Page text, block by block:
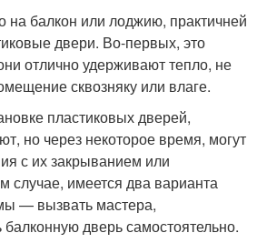
на балкон или лоджию, практичней
двери. Во-первых, это
отлично удерживают тепло, не
сквозняку или влаге.
пластиковых дверей,
но через некоторое время, могут
с их закрыванием или
случае, имеется два варианта
— вызвать мастера,
балконную дверь самостоятельно.